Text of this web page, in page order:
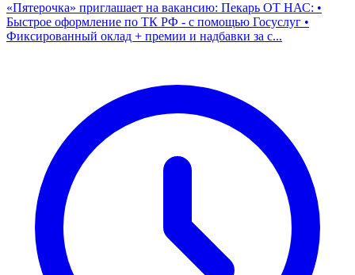
«Пятерочка» приглашает на вакансию: Пекарь ОТ НАС: •
Быстрое оформление по ТК РФ - с помощью Госуслуг •
Фиксированный оклад + премии и надбавки за с...